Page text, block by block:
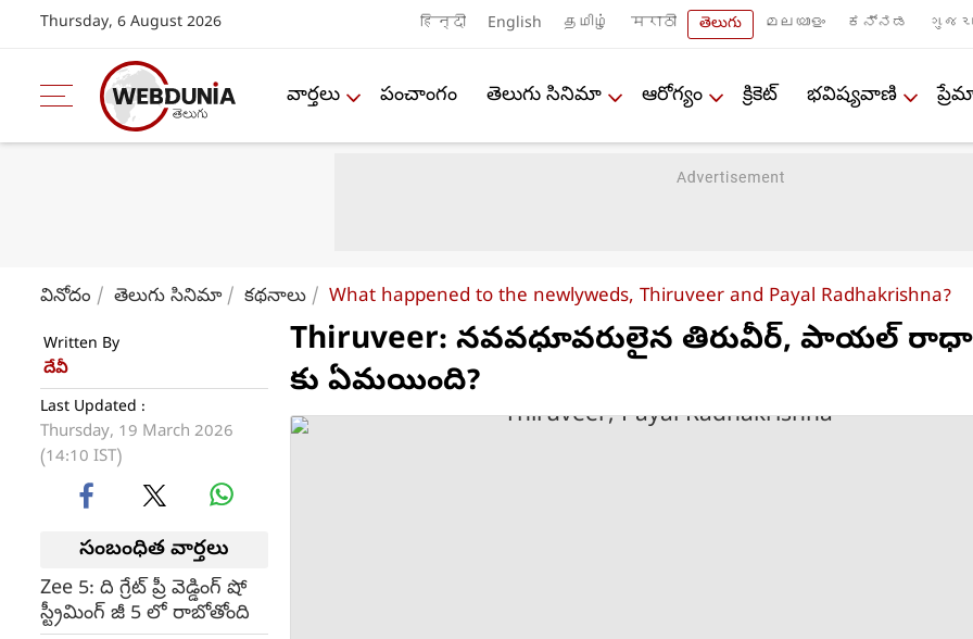
Thursday, 6 August 2026 हिन्दी English தமிழ் मराठी తెలుగు മലയാളം ಕನ್ನಡ
వార్తలు పంచాంగం తెలుగు సినిమా ఆరోగ్యం క్రికెట్ భవిష్యవాణి
వినోదం తెలుగు సినిమా కథనాలు What happened to the newlyweds, Thiruveer and Payal Radhakrishna?
Written By
దేవీ
Last Updated :
Thursday, 19 March 2026
(14:10 IST)
సంబంధిత వార్తలు
Zee 5: ది గ్రేట్‌ ప్రీ వెడ్డింగ్ షో
స్ట్రీమింగ్‌ జీ 5 లో రాబోతోంది
Thiruveer: నవవధూవరులైన తిరువీర్, పాయల్
కు ఏమయింది?